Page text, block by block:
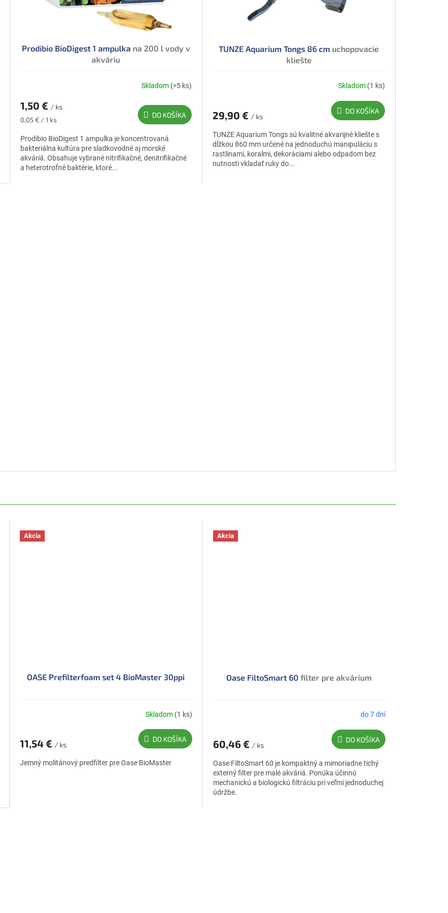
Prodibio BioDigest 1 ampulka na 200 l vody v
akváriu
Skladom (>5 ks)
1,50 € / ks
Jednotková
0,05 € / 1 ks
DO KOŠÍKA
Prodibio BioDigest 1 ampulka je koncentrovaná
bakteriálna kultúra pre sladkovodné aj morské
akváriá. Obsahuje vybrané nitrifikačné, denitrifikačné
a heterotrofné baktérie, ktoré...
TUNZE Aquarium Tongs 86 cm uchopovacie
kliešte
Skladom (1 ks)
29,90 € / ks
DO KOŠÍKA
TUNZE Aquarium Tongs sú kvalitné akvarijné kliešte s
dĺžkou 860 mm určené na jednoduchú manipuláciu s
rastlinami, koralmi, dekoráciami alebo odpadom bez
nutnosti vkladať ruky do...
Akcia
OASE Prefilterfoam set 4 BioMaster 30ppi
Skladom (1 ks)
11,54 € / ks
DO KOŠÍKA
Jemný molitánový predfilter pre Oase BioMaster
Akcia
Oase FiltoSmart 60filter pre akvárium
do 7 dní
60,46 € / ks
DO KOŠÍKA
Oase FiltoSmart 60 je kompaktný a mimoriadne tichý
externý filter pre malé akváriá. Ponúka účinnú
mechanickú a biologickú filtráciu pri veľmi jednoduchej
údržbe.